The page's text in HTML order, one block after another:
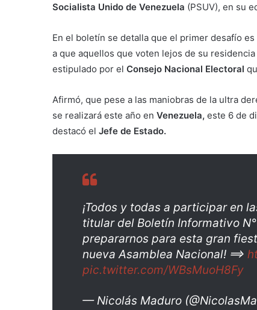
Socialista Unido de Venezuela (PSUV), en su
En el boletín se detalla que el primer desafío
a que aquellos que voten lejos de su
estipulado por el Consejo Nacional Electoral
Afirmó, que pese a las maniobras de la ultra
se realizará este año en Venezuela, este 6 de
destacó el Jefe de Estado.
¡Todos y todas a participar en
titular del Boletín Informativo
prepararnos para esta gran
nueva Asamblea Nacional! ==>
pic.twitter.com/WBsMuoH8Fy
— Nicolás Maduro